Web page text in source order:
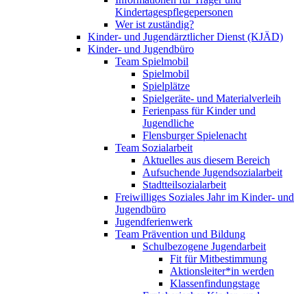
Kindertagespflegepersonen
Wer ist zuständig?
Kinder- und Jugendärztlicher Dienst (KJÄD)
Kinder- und Jugendbüro
Team Spielmobil
Spielmobil
Spielplätze
Spielgeräte- und Materialverleih
Ferienpass für Kinder und
Jugendliche
Flensburger Spielenacht
Team Sozialarbeit
Aktuelles aus diesem Bereich
Aufsuchende Jugendsozialarbeit
Stadtteilsozialarbeit
Freiwilliges Soziales Jahr im Kinder- und
Jugendbüro
Jugendferienwerk
Team Prävention und Bildung
Schulbezogene Jugendarbeit
Fit für Mitbestimmung
Aktionsleiter*in werden
Klassenfindungstage